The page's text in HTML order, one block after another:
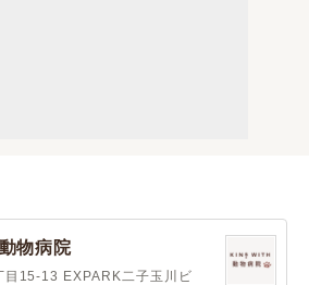
物病院
目15-13 EXPARK二子玉川ビ